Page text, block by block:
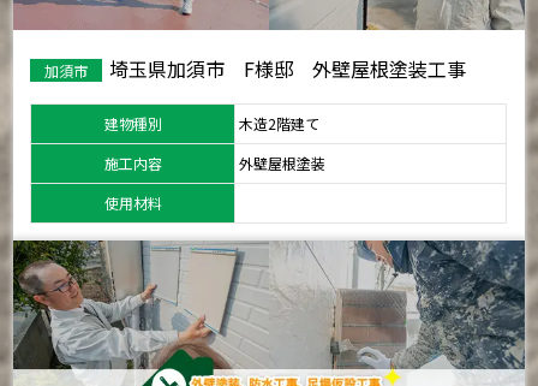
加須市 埼玉県加須市 F様邸 外壁屋根塗装工事
建物種別
木造2階建て
施工内容
外壁屋根塗装
使用材料